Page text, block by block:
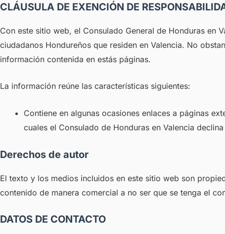
CLÁUSULA DE EXENCIÓN DE
Con este sitio web, el Consulado General de Honduras en
ciudadanos Hondureños que residen en Valencia. No
información contenida en estás páginas.
La información reúne las características siguientes:
Contiene en algunas ocasiones enlaces a páginas
cuales el Consulado de Honduras en Valencia
Derechos de autor
El texto y los medios incluidos en este sitio web son
contenido de manera comercial a no ser que se tenga el
DATOS DE CONTACTO